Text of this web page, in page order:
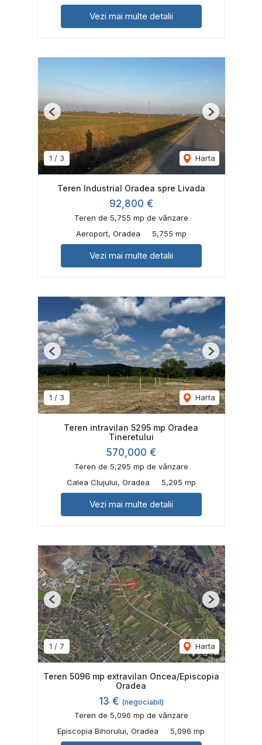
Vezi mai multe detalii
1 / 3 Harta
Previous Next
Teren Industrial Oradea spre Livada
92,800 €
Teren de 5,755 mp de vânzare
Aeroport, Oradea
5,755 mp
Vezi mai multe detalii
1 / 3 Harta
Previous Next
Teren intravilan 5295 mp Oradea
Tineretului
570,000 €
Teren de 5,295 mp de vânzare
Calea Clujului, Oradea
5,295 mp
Vezi mai multe detalii
1 / 7 Harta
Previous Next
Teren 5096 mp extravilan Oncea/Episcopia
Oradea
13 € (negociabil)
Teren de 5,096 mp de vânzare
Episcopia Bihorului, Oradea
5,096 mp